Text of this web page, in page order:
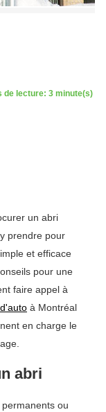
de lecture: 3 minute(s)
un abri
prendre pour
et efficace
pour une
faire appel à
à Montréal
en charge le
abri
ou